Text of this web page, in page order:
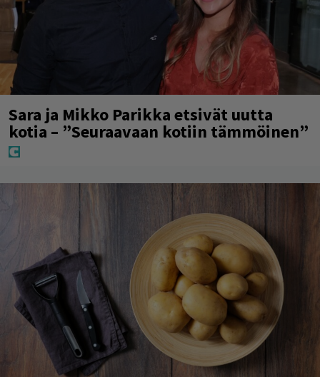
Sara ja Mikko Parikka etsivät uutta
kotia – ”Seuraavaan kotiin tämmöinen”